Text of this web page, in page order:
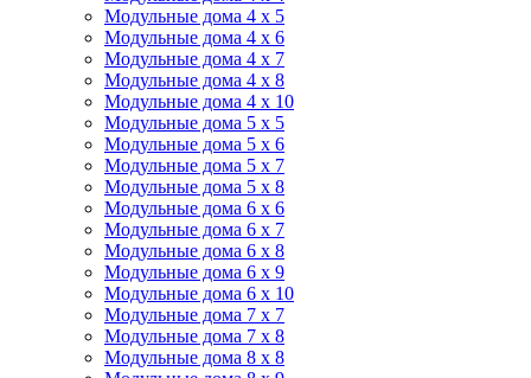
Модульные дома 4 х 5
Модульные дома 4 х 6
Модульные дома 4 х 7
Модульные дома 4 х 8
Модульные дома 4 х 10
Модульные дома 5 х 5
Модульные дома 5 х 6
Модульные дома 5 х 7
Модульные дома 5 х 8
Модульные дома 6 х 6
Модульные дома 6 х 7
Модульные дома 6 х 8
Модульные дома 6 х 9
Модульные дома 6 х 10
Модульные дома 7 х 7
Модульные дома 7 х 8
Модульные дома 8 х 8